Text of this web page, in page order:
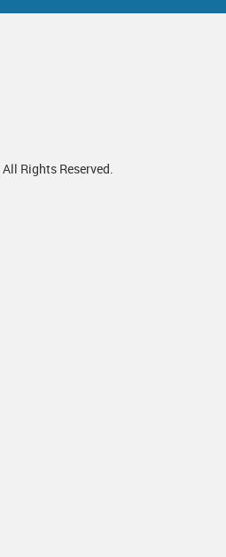
Rights Reserved.